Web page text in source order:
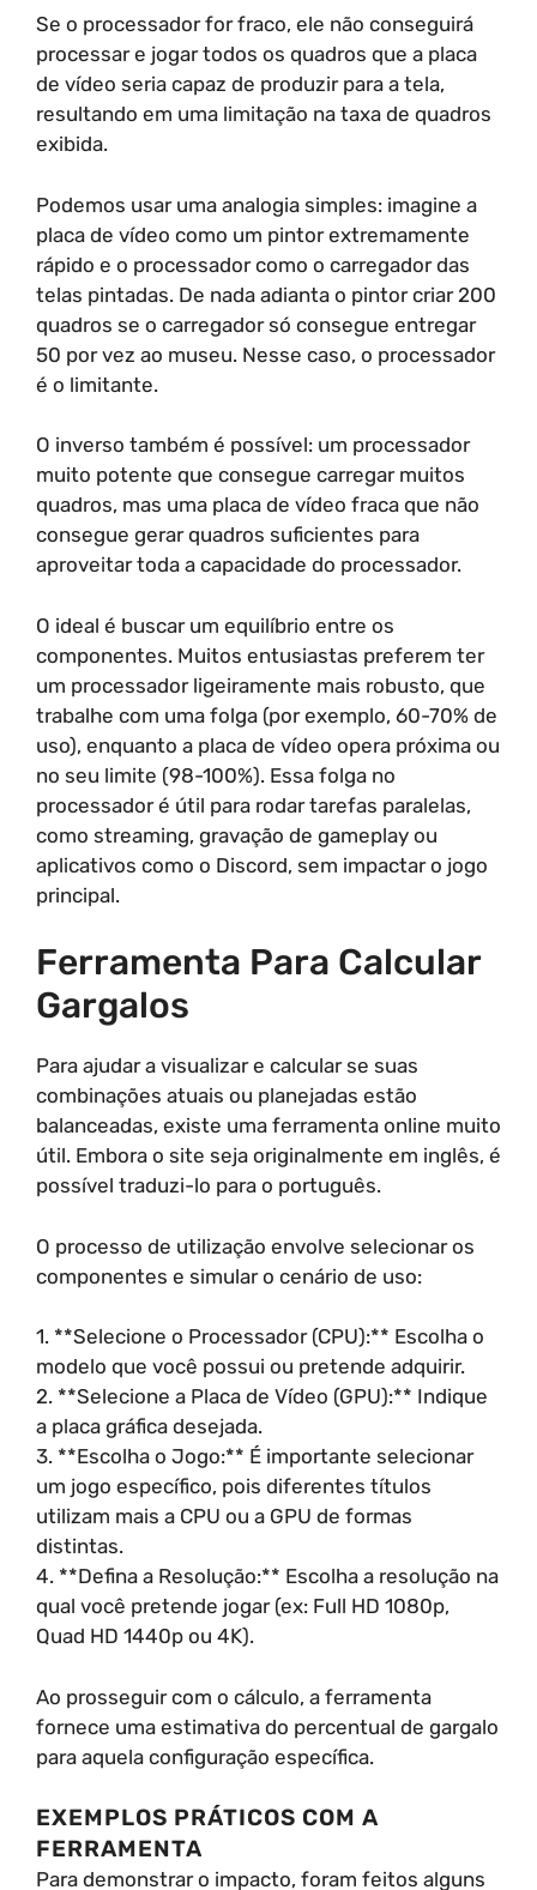
Se o processador for fraco, ele não conseguirá
processar e jogar todos os quadros que a placa
de vídeo seria capaz de produzir para a tela,
resultando em uma limitação na taxa de quadros
exibida.
Podemos usar uma analogia simples: imagine a
placa de vídeo como um pintor extremamente
rápido e o processador como o carregador das
telas pintadas. De nada adianta o pintor criar 200
quadros se o carregador só consegue entregar
50 por vez ao museu. Nesse caso, o processador
é o limitante.
O inverso também é possível: um processador
muito potente que consegue carregar muitos
quadros, mas uma placa de vídeo fraca que não
consegue gerar quadros suficientes para
aproveitar toda a capacidade do processador.
O ideal é buscar um equilíbrio entre os
componentes. Muitos entusiastas preferem ter
um processador ligeiramente mais robusto, que
trabalhe com uma folga (por exemplo, 60-70% de
uso), enquanto a placa de vídeo opera próxima ou
no seu limite (98-100%). Essa folga no
processador é útil para rodar tarefas paralelas,
como streaming, gravação de gameplay ou
aplicativos como o Discord, sem impactar o jogo
principal.
Ferramenta Para Calcular
Gargalos
Para ajudar a visualizar e calcular se suas
combinações atuais ou planejadas estão
balanceadas, existe uma ferramenta online muito
útil. Embora o site seja originalmente em inglês, é
possível traduzi-lo para o português.
O processo de utilização envolve selecionar os
componentes e simular o cenário de uso:
1. **Selecione o Processador (CPU):** Escolha o
modelo que você possui ou pretende adquirir.
2. **Selecione a Placa de Vídeo (GPU):** Indique
a placa gráfica desejada.
3. **Escolha o Jogo:** É importante selecionar
um jogo específico, pois diferentes títulos
utilizam mais a CPU ou a GPU de formas
distintas.
4. **Defina a Resolução:** Escolha a resolução na
qual você pretende jogar (ex: Full HD 1080p,
Quad HD 1440p ou 4K).
Ao prosseguir com o cálculo, a ferramenta
fornece uma estimativa do percentual de gargalo
para aquela configuração específica.
EXEMPLOS PRÁTICOS COM A
FERRAMENTA
Para demonstrar o impacto, foram feitos alguns